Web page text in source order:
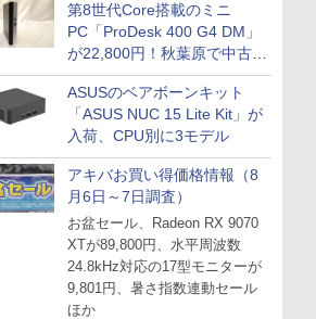
第8世代Core搭載のミニ
PC「ProDesk 400 G4 DM」
が22,800円！秋葉原で中古
PCセール
ASUSのベアボーンキット
「ASUS NUC 15 Lite Kit」が
入荷、CPU別に3モデル
アキバお買い得価格情報（8
月6日～7日調査）
お盆セール、Radeon RX 9070
XTが89,800円、水平周波数
24.8kHz対応の17型モニターが
9,801円、暑さ指数連動セール
ほか